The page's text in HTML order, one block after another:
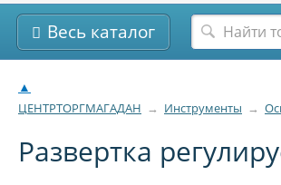
Весь каталог
▲
ЦЕНТРТОРГМАГАДАН → Инструменты →
Развертка